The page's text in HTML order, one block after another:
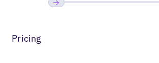
Pricing